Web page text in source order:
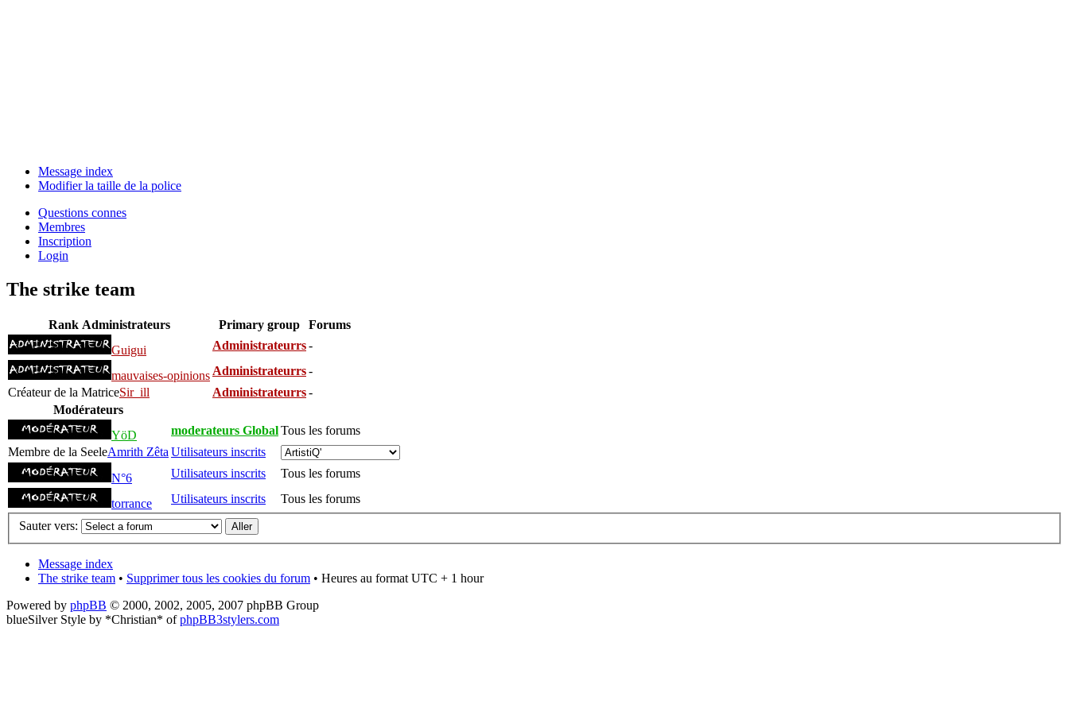
Message index
Modifier la taille de la police
Questions connes
Membres
Inscription
Login
The strike team
Rank Administrateurs Primary group
Forums
Guigui
Administrateurrs-
mauvaises-opinions Administrateurrs-
Créateur de la MatriceSir_ill Administrateurrs-
Modérateurs
YöD
moderateurs GlobalTous les forums
Membre de la SeeleAmrith Zêta Utilisateurs inscrits
N°6
Utilisateurs inscrits Tous les forums
torrance Utilisateurs inscrits Tous les forums
Sauter vers:
Message index
The strike team • Supprimer tous les cookies du forum • Heures au format UTC + 1 hour
Powered by phpBB © 2000, 2002, 2005, 2007 phpBB Group
blueSilver Style by *Christian* ofphpBB3stylers.com